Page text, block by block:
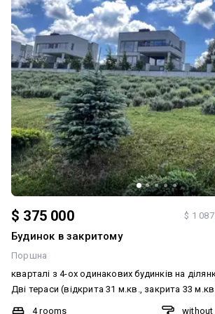
Тиха місцевість, природа та великий простір
км до Золочева. 💰 Ціна — $36 000, торг біля
додатковою інформацією та для огляду —
$ 375 000 $ 1
Будинок в закритому
Поршна
кварталі з 4-ох одинакових будинків на
Дві тераси (відкрита 31 м.кв., закрита 33
автомобілі, підвал 33 м.кв. Перший поверх: велика кухня-
4 rooms
without